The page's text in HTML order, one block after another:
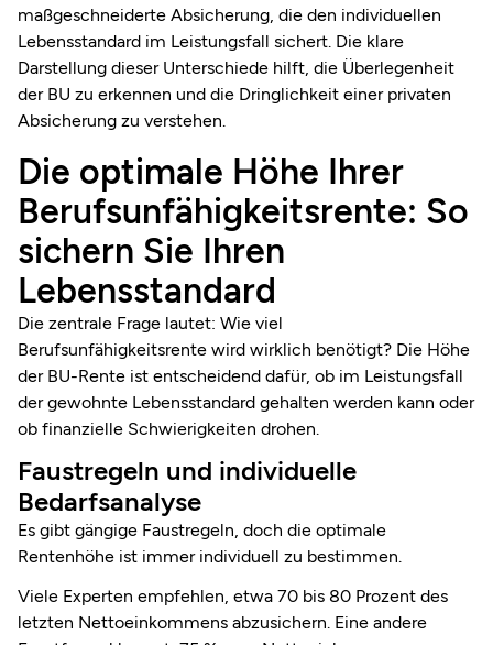
maßgeschneiderte Absicherung, die den individuellen
Lebensstandard im Leistungsfall sichert. Die klare
Darstellung dieser Unterschiede hilft, die Überlegenheit
der BU zu erkennen und die Dringlichkeit einer privaten
Absicherung zu verstehen.
Die optimale Höhe Ihrer
Berufsunfähigkeitsrente: So
sichern Sie Ihren
Lebensstandard
Die zentrale Frage lautet: Wie viel
Berufsunfähigkeitsrente wird wirklich benötigt? Die Höhe
der BU-Rente ist entscheidend dafür, ob im Leistungsfall
der gewohnte Lebensstandard gehalten werden kann oder
ob finanzielle Schwierigkeiten drohen.
Faustregeln und individuelle
Bedarfsanalyse
Es gibt gängige Faustregeln, doch die optimale
Rentenhöhe ist immer individuell zu bestimmen.
Viele Experten empfehlen, etwa 70 bis 80 Prozent des
letzten Nettoeinkommens abzusichern. Eine andere